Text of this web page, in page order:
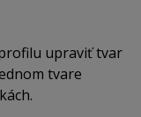
upraviť tvar
tvare